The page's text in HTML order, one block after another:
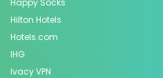
Hilton Hotels
Hotels.com
IHG
Ivacy VPN